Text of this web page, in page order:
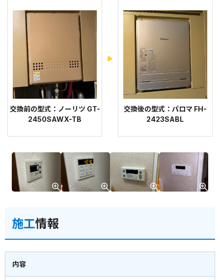
交換前の型式：ノーリツ GT-
2450SAWX-TB
交換後の型式：パロマ FH-
2423SABL
施工情報
内容